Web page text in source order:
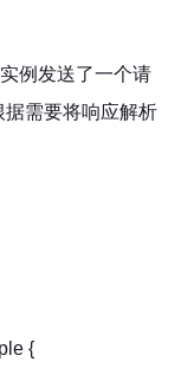
例发送了一个请
需要将响应解析
{